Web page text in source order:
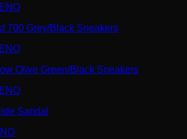
700 Grey/Black Sneakers
Olive Green/Black Sneakers
Sandal